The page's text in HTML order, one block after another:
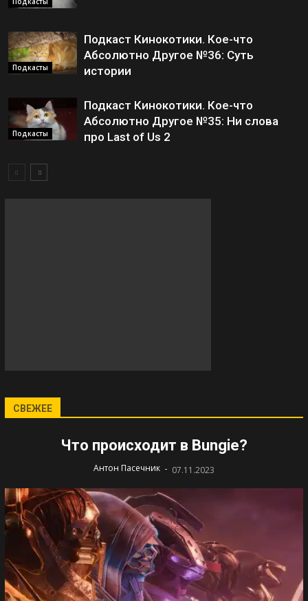
Подкасты
Подкаст Кинокотики. Кое-что
Абсолютно Другое №36: Суть
истории
Подкасты
Подкаст Кинокотики. Кое-что
Абсолютно Другое №35: Ни слова
про Last of Us 2
СВЕЖЕЕ
Что происходит в Bungie?
Антон Пасечник - 07.11.2023